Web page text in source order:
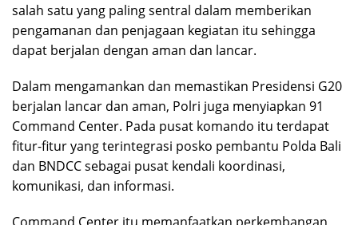
salah satu yang paling sentral dalam memberikan
pengamanan dan penjagaan kegiatan itu sehingga
dapat berjalan dengan aman dan lancar.
Dalam mengamankan dan memastikan Presidensi G20
berjalan lancar dan aman, Polri juga menyiapkan 91
Command Center. Pada pusat komando itu terdapat
fitur-fitur yang terintegrasi posko pembantu Polda Bali
dan BNDCC sebagai pusat kendali koordinasi,
komunikasi, dan informasi.